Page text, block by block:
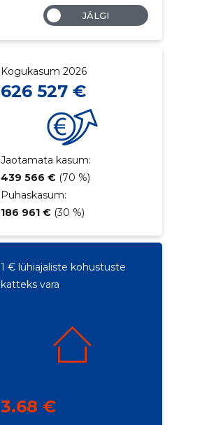
JÄLGI
Kogukasum 2026
626 527 €
Jaotamata kasum:
439 566 € (70 %)
Puhaskasum:
186 961 € (30 %)
1 € lühiajaliste kohustuste
katteks vara
3.68 €